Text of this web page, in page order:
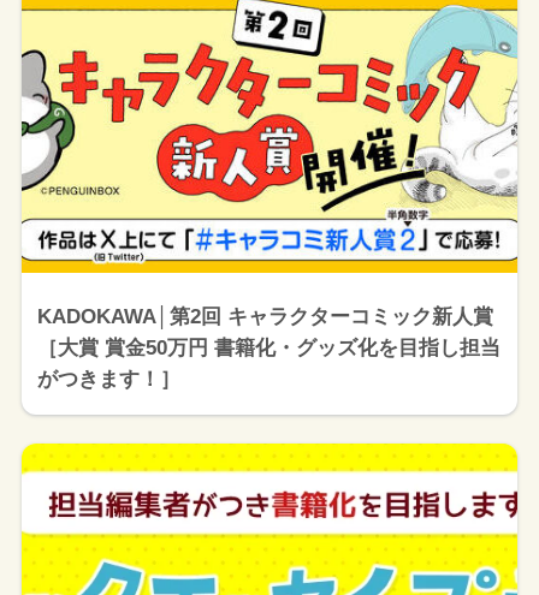
KADOKAWA│第2回 キャラクターコミック新人賞
［大賞 賞金50万円 書籍化・グッズ化を目指し担当
がつきます！］